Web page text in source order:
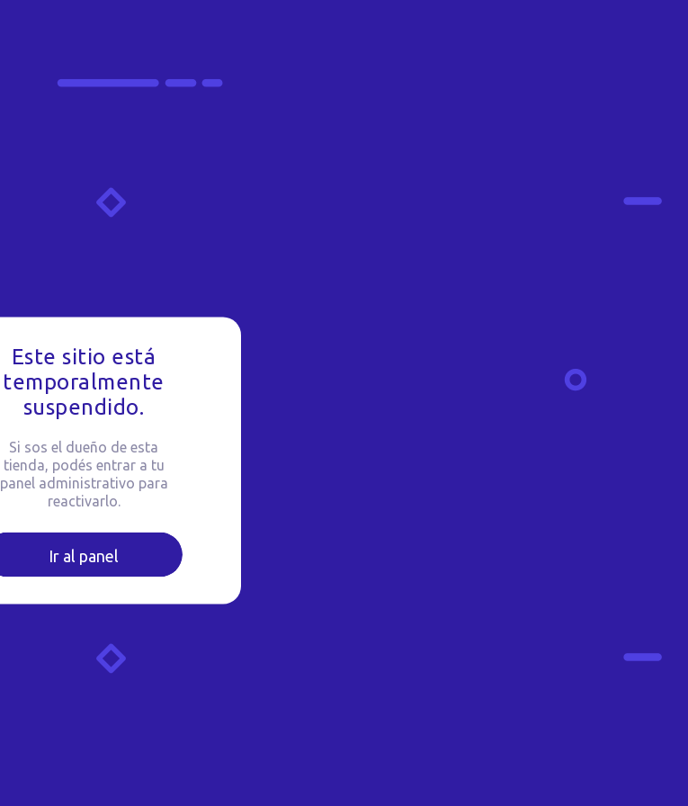
Este sitio está
temporalmente
suspendido.
Si sos el dueño de esta
tienda, podés entrar a tu
panel administrativo para
reactivarlo.
Ir al panel